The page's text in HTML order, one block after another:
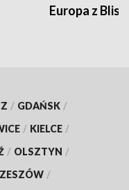
Europa z
/ GDAŃSK /
/ KIELCE /
/ OLSZTYN /
/